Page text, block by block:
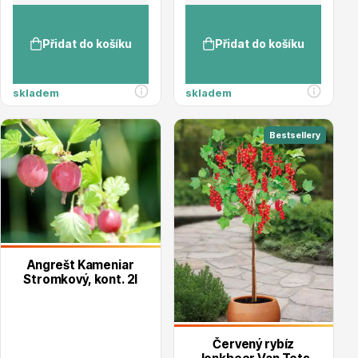
Nářadí, příslušenství
Postřiky, přípravky
Přidat do košíku
skladem
Přidat do košíku
skladem
Angrešt Kameniar
Stromkový, kont. 2l
Bestsellery
Červený rybíz